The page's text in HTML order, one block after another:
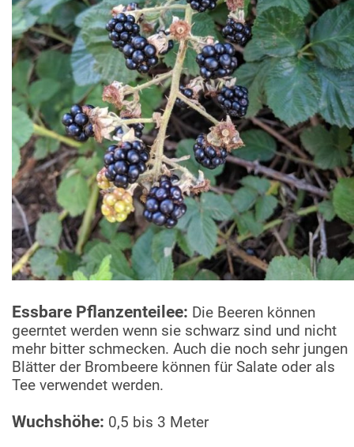
Essbare Pflanzenteilee: Die Beeren können
geerntet werden wenn sie schwarz sind und nicht
mehr bitter schmecken. Auch die noch sehr jungen
Blätter der Brombeere können für Salate oder als
Tee verwendet werden.
Wuchshöhe: 0,5 bis 3 Meter